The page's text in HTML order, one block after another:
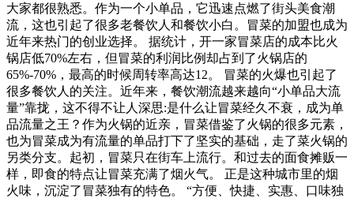
大家都很熟悉。作为一个小单品，它迅速点燃了街头美食潮
流，这也引起了很多老餐饮人和餐饮小白。冒菜的加盟也成为
近年来热门的创业选择。 据统计，开一家冒菜店的成本比火
锅店低70%左右，但冒菜的利润比例却占到了火锅店的
65%-70%，最高的时候周转率高达12。 冒菜的火爆也引起了
很多餐饮人的关注。近年来，餐饮潮流越来越向“小单品大流
量”靠拢，这不得不让人深思:是什么让冒菜经久不衰，成为单
品流量之王？作为火锅的近亲，冒菜借鉴了火锅的很多元素，
也为冒菜成为有流量的单品打下了坚实的基础，走了菜火锅的
另类分支。起初，冒菜只在街车上流行。和过去的面食摊贩一
样，即食的特点让冒菜充满了烟火气。 正是这种城市里的烟
火味，沉淀了冒菜独有的特色。 “方便、快捷、实惠、口味独